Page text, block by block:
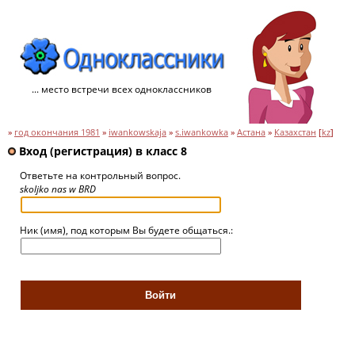
... место встречи всех одноклассников
» год окончания 1981 » iwankowskaja » s.iwankowka » Астана » Казахстан [kz]
Вход (регистрация) в класс 8
Ответьте на контрольный вопрос.
skoljko nas w BRD
Ник (имя), под которым Вы будете общаться.: